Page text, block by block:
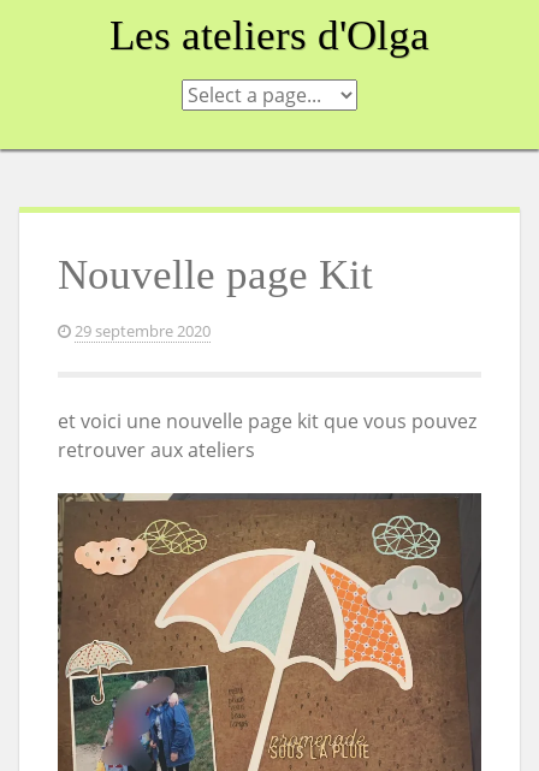
Les ateliers d'Olga
Nouvelle page Kit
29 septembre 2020
et voici une nouvelle page kit que vous pouvez
retrouver aux ateliers